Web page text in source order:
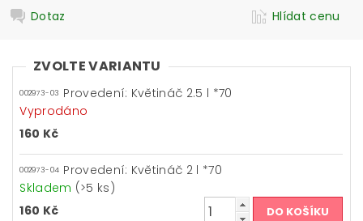
Dotaz
Hlídat cenu
ZVOLTE VARIANTU
002973-03 Provedení: Květináč 2.5 l *70
Vyprodáno
160 Kč
002973-04 Provedení: Květináč 2 l *70
Skladem (>5 ks)
160 Kč